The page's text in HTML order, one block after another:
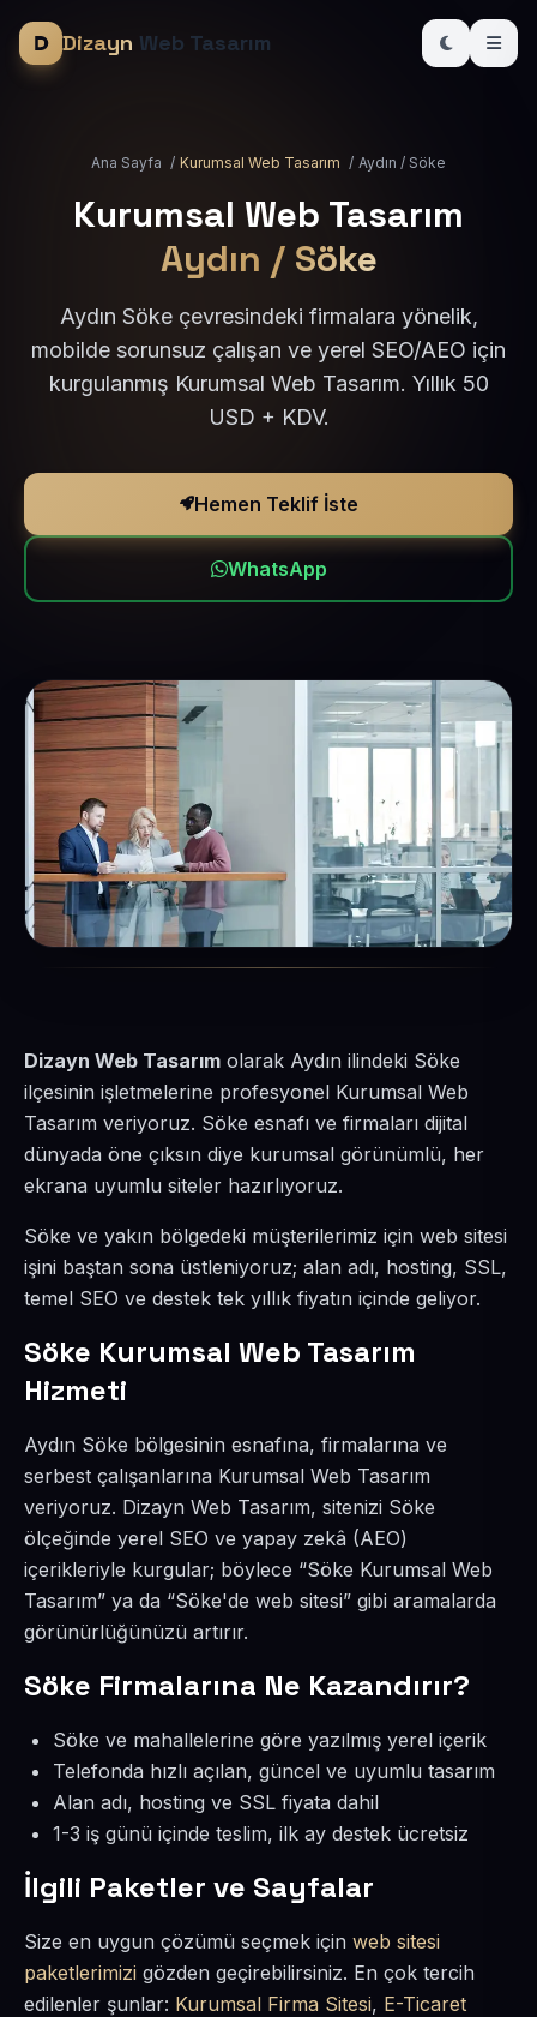
Dizayn Web Tasarım
Ana Sayfa / Kurumsal Web Tasarım / Aydın / Söke
Kurumsal Web Tasarım
Aydın / Söke
Aydın Söke çevresindeki firmalara yönelik,
mobilde sorunsuz çalışan ve yerel SEO/AEO için
kurgulanmış Kurumsal Web Tasarım. Yıllık 50
USD + KDV.
Hemen Teklif İste
WhatsApp
Dizayn Web Tasarım olarak Aydın ilindeki Söke
ilçesinin işletmelerine profesyonel Kurumsal Web
Tasarım veriyoruz. Söke esnafı ve firmaları dijital
dünyada öne çıksın diye kurumsal görünümlü, her
ekrana uyumlu siteler hazırlıyoruz.
Söke ve yakın bölgedeki müşterilerimiz için web sitesi
işini baştan sona üstleniyoruz; alan adı, hosting, SSL,
temel SEO ve destek tek yıllık fiyatın içinde geliyor.
Söke Kurumsal Web Tasarım
Hizmeti
Aydın Söke bölgesinin esnafına, firmalarına ve
serbest çalışanlarına Kurumsal Web Tasarım
veriyoruz. Dizayn Web Tasarım, sitenizi Söke
ölçeğinde yerel SEO ve yapay zekâ (AEO)
içerikleriyle kurgular; böylece “Söke Kurumsal Web
Tasarım” ya da “Söke'de web sitesi” gibi aramalarda
görünürlüğünüzü artırır.
Söke Firmalarına Ne Kazandırır?
Söke ve mahallelerine göre yazılmış yerel içerik
Telefonda hızlı açılan, güncel ve uyumlu tasarım
Alan adı, hosting ve SSL fiyata dahil
1-3 iş günü içinde teslim, ilk ay destek ücretsiz
İlgili Paketler ve Sayfalar
Size en uygun çözümü seçmek için web sitesi
paketlerimizi gözden geçirebilirsiniz. En çok tercih
edilenler şunlar: Kurumsal Firma Sitesi, E-Ticaret